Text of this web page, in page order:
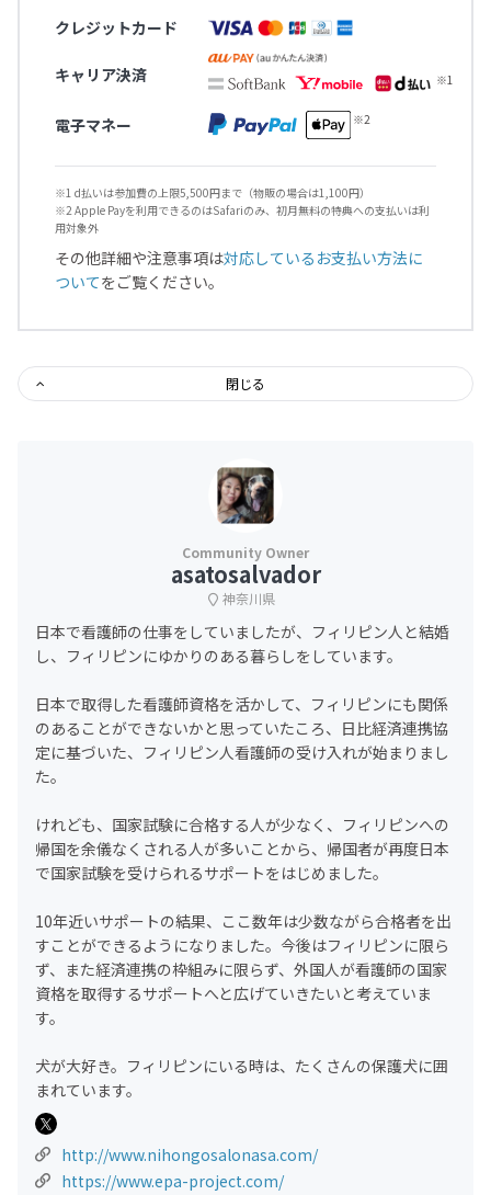
クレジットカード
キャリア決済
電子マネー
※1 d払いは参加費の上限5,500円まで（物販の場合は1,100円）
※2 Apple Payを利用できるのはSafariのみ、初月無料の特典への支払いは利
用対象外
その他詳細や注意事項は対応しているお支払い方法に
ついてをご覧ください。
閉じる
asatosalvador
神奈川県
日本で看護師の仕事をしていましたが、フィリピン人と結婚
し、フィリピンにゆかりのある暮らしをしています。
日本で取得した看護師資格を活かして、フィリピンにも関係
のあることができないかと思っていたころ、日比経済連携協
定に基づいた、フィリピン人看護師の受け入れが始まりまし
た。
けれども、国家試験に合格する人が少なく、フィリピンへの
帰国を余儀なくされる人が多いことから、帰国者が再度日本
で国家試験を受けられるサポートをはじめました。
10年近いサポートの結果、ここ数年は少数ながら合格者を出
すことができるようになりました。今後はフィリピンに限ら
ず、また経済連携の枠組みに限らず、外国人が看護師の国家
資格を取得するサポートへと広げていきたいと考えていま
す。
犬が大好き。フィリピンにいる時は、たくさんの保護犬に囲
まれています。
http://www.nihongosalonasa.com/
https://www.epa-project.com/